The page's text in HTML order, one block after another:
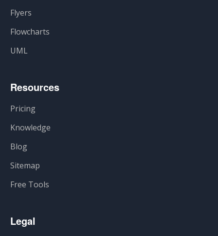
Flyers
Flowcharts
UML
Resources
Pricing
Knowledge
Blog
Sitemap
Free Tools
Legal